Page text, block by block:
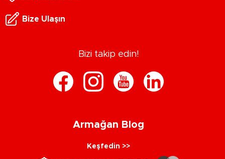
Bize Ulaşın
Bizi takip edin!
Armağan Blog
Keşfedin >>